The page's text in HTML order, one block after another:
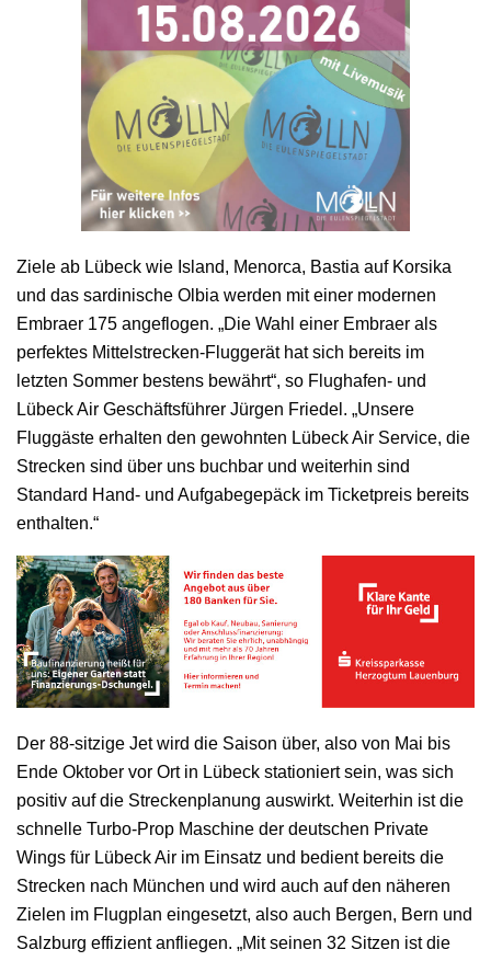
Ziele ab Lübeck wie Island, Menorca, Bastia auf Korsika
und das sardinische Olbia werden mit einer modernen
Embraer 175 angeflogen. „Die Wahl einer Embraer als
perfektes Mittelstrecken-Fluggerät hat sich bereits im
letzten Sommer bestens bewährt“, so Flughafen- und
Lübeck Air Geschäftsführer Jürgen Friedel. „Unsere
Fluggäste erhalten den gewohnten Lübeck Air Service, die
Strecken sind über uns buchbar und weiterhin sind
Standard Hand- und Aufgabegepäck im Ticketpreis bereits
enthalten.“
Der 88-sitzige Jet wird die Saison über, also von Mai bis
Ende Oktober vor Ort in Lübeck stationiert sein, was sich
positiv auf die Streckenplanung auswirkt. Weiterhin ist die
schnelle Turbo-Prop Maschine der deutschen Private
Wings für Lübeck Air im Einsatz und bedient bereits die
Strecken nach München und wird auch auf den näheren
Zielen im Flugplan eingesetzt, also auch Bergen, Bern und
Salzburg effizient anfliegen. „Mit seinen 32 Sitzen ist die